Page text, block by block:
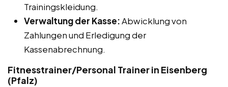
Trainingskleidung.
Verwaltung der Kasse:Abwicklung von
Zahlungen und Erledigung der
Kassenabrechnung.
Fitnesstrainer/Personal Trainer in Eisenberg
(Pfalz)